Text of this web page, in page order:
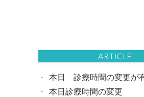
ARTICLE
本日 診療時間の変更が
本日診療時間の変更